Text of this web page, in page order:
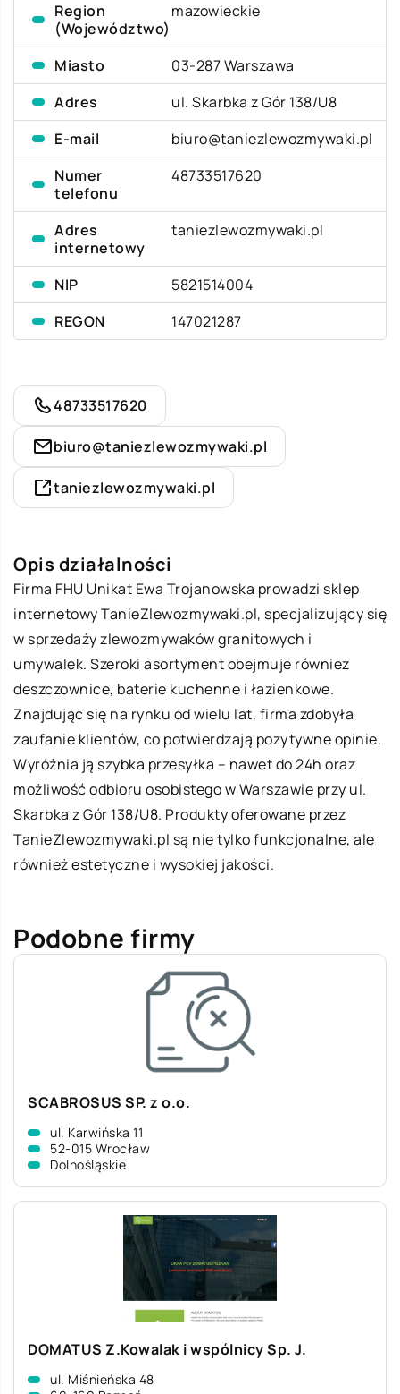
Region
(Województwo)
mazowieckie
Miasto
03-287 Warszawa
Adres
ul. Skarbka z Gór 138/U8
E-mail
biuro@taniezlewozmywaki.pl
Numer
telefonu
48733517620
Adres
internetowy
taniezlewozmywaki.pl
NIP
5821514004
REGON
147021287
48733517620
biuro@taniezlewozmywaki.pl
taniezlewozmywaki.pl
Opis działalności
Firma FHU Unikat Ewa Trojanowska prowadzi sklep
internetowyTanieZlewozmywaki.pl, specjalizujący się
w sprzedaży zlewozmywaków granitowych i
umywalek. Szeroki asortyment obejmuje również
deszczownice, baterie kuchenne i łazienkowe.
Znajdując się na rynku od wielu lat, firma zdobyła
zaufanie klientów, co potwierdzają pozytywne opinie.
Wyróżnia ją szybka przesyłka – nawet do 24h oraz
możliwość odbioru osobistego w Warszawie przy ul.
Skarbka z Gór 138/U8. Produkty oferowane przez
TanieZlewozmywaki.pl są nie tylko funkcjonalne, ale
również estetyczne i wysokiej jakości.
Podobne firmy
SCABROSUS SP. z o.o.
ul. Karwińska 11
52-015 Wrocław
Dolnośląskie
DOMATUS Z.Kowalak i wspólnicy Sp. J.
ul. Miśnieńska 48